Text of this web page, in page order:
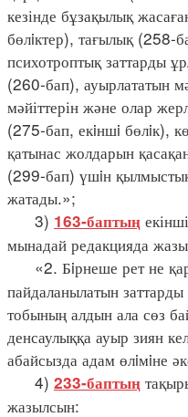
кезінде бұзақылық
бөлiктер), тағылық (258-
психотроптық заттарды
(260-бап), ауырлататын
мәйіттерін және олар
(275-бап, екiншi бөлiк),
қатынас жолдарын
(299-бап) үшiн
жатады.»;
3) 163-баптың
мынадай редакцияда
«2. Бiрнеше рет не
пайдаланылатын
тобының алдын ала сөз
денсаулыққа ауыр зиян
абайсызда адам өлiмiне
4) 233-баптың
жазылсын: